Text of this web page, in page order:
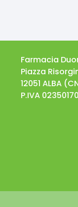
Farmacia
Piazza
12051 ALBA (
P.IVA